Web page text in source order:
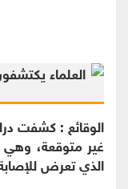
الوقائع : كشفت
غير متوقعة،
الذي تعرض